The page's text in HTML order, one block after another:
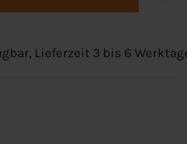
Lieferzeit 3 bis 6